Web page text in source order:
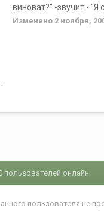
виноват?" -звучит - "Я
Изменено 2 ноября,
пользователей онлайн
пользователя не